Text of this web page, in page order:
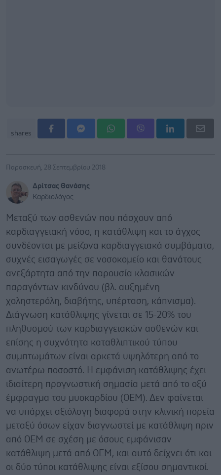
shares
Παρασκευή, 28 Σεπτεμβρίου 2018
Δρίτσας Θανάσης
Καρδιολόγος
Μεταξύ των ασθενών που πάσχουν από
καρδιαγγειακή νόσο, η κατάθλιψη και το άγχος
συνδέονται με μείζονα καρδιαγγειακά συμβάματα,
συχνές εισαγωγές σε νοσοκομείο και θανάτους
ανεξάρτητα από την παρουσία κλασικών
παραγόντων κινδύνου (βλ. αυξημένη
χοληστερόλη, διαβήτης, υπέρταση, κάπνισμα).
Διάγνωση κατάθλιψης γίνεται σε 15-20% του
πληθυσμού των καρδιαγγειακών ασθενών και
επίσης η συχνότητα καταθλιπτικού τύπου
συμπτωμάτων είναι αρκετά υψηλότερη από το
ανωτέρω ποσοστό. Η εμφάνιση κατάθλιψης έχει
ιδιαίτερη προγνωστική σημασία μετά από το οξύ
έμφραγμα του μυοκαρδίου (ΟΕΜ). Δεν φαίνεται
να υπάρχει αξιόλογη διαφορά στην κλινική πορεία
μεταξύ όσων είχαν διαγνωστεί με κατάθλιψη πριν
από ΟΕΜ σε σχέση με όσους εμφάνισαν
κατάθλιψη μετά από ΟΕΜ, και αυτό δείχνει ότι και
οι δύο τύποι κατάθλιψης είναι εξίσου σημαντικοί.